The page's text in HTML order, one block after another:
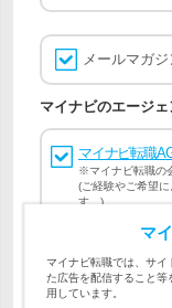
メールマガ
マイナビのエージ
マイナビ転職
※マイナビ転職の
(ご経験やご希望
す。)
会員登録には マイ
会員規約、マイナ
個人情報の取り扱い
マ
マイナビ転職では、サイ
た広告を配信すること等
用しています。